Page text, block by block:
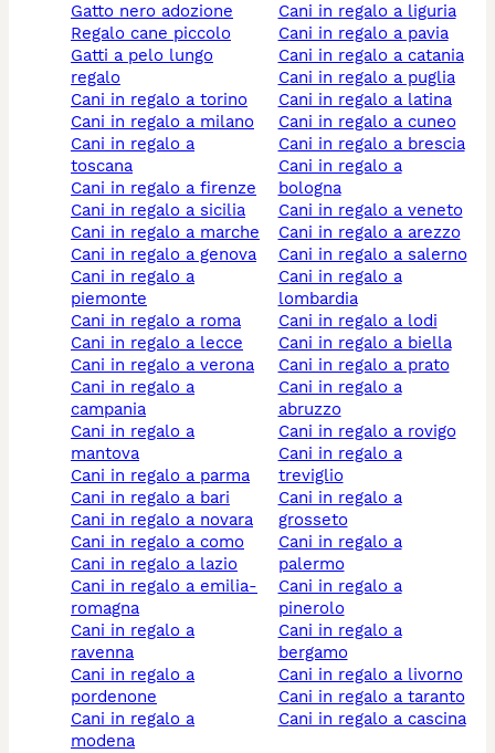
gatto nero adozione
regalo cane piccolo
gatti a pelo lungo
regalo
cani in regalo a torino
cani in regalo a milano
cani in regalo a
toscana
cani in regalo a firenze
cani in regalo a sicilia
cani in regalo a marche
cani in regalo a genova
cani in regalo a
piemonte
cani in regalo a roma
cani in regalo a lecce
cani in regalo a verona
cani in regalo a
campania
cani in regalo a
mantova
cani in regalo a parma
cani in regalo a bari
cani in regalo a novara
cani in regalo a como
cani in regalo a lazio
cani in regalo a emilia-
romagna
cani in regalo a
ravenna
cani in regalo a
pordenone
cani in regalo a
modena
cani in regalo a liguria
cani in regalo a pavia
cani in regalo a catania
cani in regalo a puglia
cani in regalo a latina
cani in regalo a cuneo
cani in regalo a brescia
cani in regalo a
bologna
cani in regalo a veneto
cani in regalo a arezzo
cani in regalo a salerno
cani in regalo a
lombardia
cani in regalo a lodi
cani in regalo a biella
cani in regalo a prato
cani in regalo a
abruzzo
cani in regalo a rovigo
cani in regalo a
treviglio
cani in regalo a
grosseto
cani in regalo a
palermo
cani in regalo a
pinerolo
cani in regalo a
bergamo
cani in regalo a livorno
cani in regalo a taranto
cani in regalo a cascina